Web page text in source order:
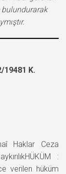
bulundurarak
K.
Haklar Ceza
:
verilen hüküm